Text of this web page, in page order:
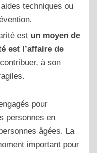
techniques ou
est un moyen de
est l’affaire de
à son
pour
personnes en
âgées. La
important pour